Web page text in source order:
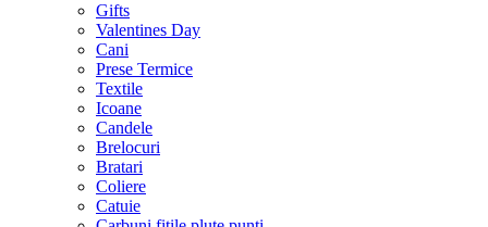
Gifts
Valentines Day
Cani
Prese Termice
Textile
Icoane
Candele
Brelocuri
Bratari
Coliere
Catuie